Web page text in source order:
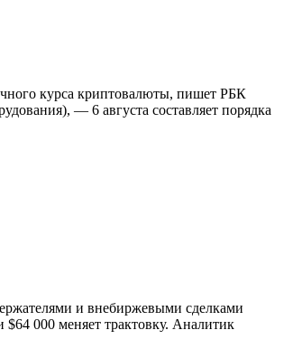
курса криптовалюты, пишет РБК
— 6 августа составляет порядка
и внебиржевыми сделками
000 меняет трактовку. Аналитик